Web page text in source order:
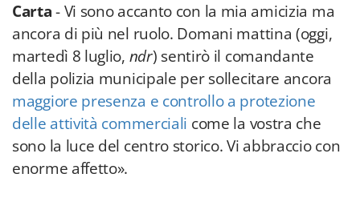
Carta- Vi sono accanto con la mia amicizia ma
ancora di più nel ruolo. Domani mattina (oggi,
martedì 8 luglio, ndr) sentirò il comandante
della polizia municipale per sollecitare ancora
maggiore presenza e controllo a protezione
delle attività commerciali come la vostra che
sono la luce del centro storico. Vi abbraccio con
enorme affetto».